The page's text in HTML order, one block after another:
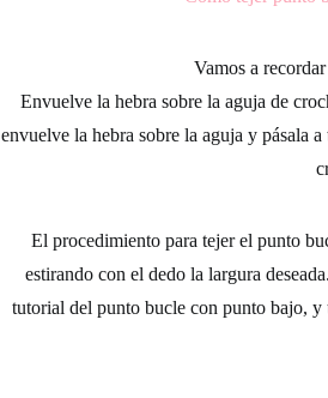
Vamos a
Envuelve la hebra sobre la aguja de
envuelve la hebra sobre la aguja y pásala
El procedimiento para tejer el punto
estirando con el dedo la largura deseada.
tutorial del punto bucle con punto bajo, y